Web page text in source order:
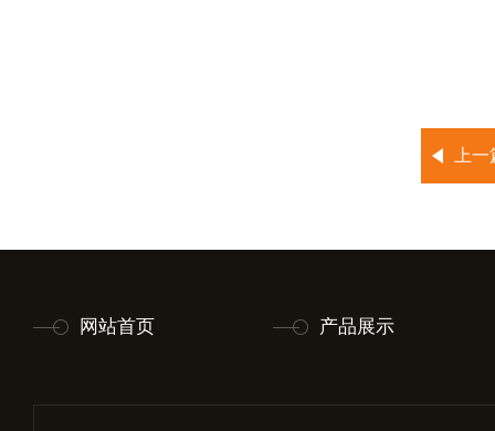
上
网站首页 产品展示